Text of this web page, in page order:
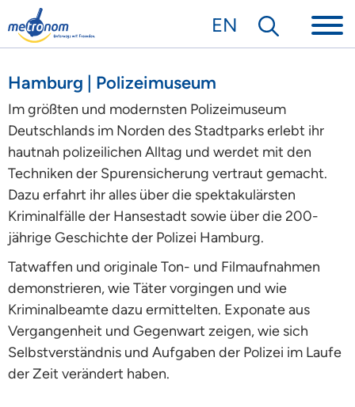
EN
Hamburg | Polizeimuseum
Im größten und modernsten Polizeimuseum
Deutschlands im Norden des Stadtparks erlebt ihr
hautnah polizeilichen Alltag und werdet mit den
Techniken der Spurensicherung vertraut gemacht.
Dazu erfahrt ihr alles über die spektakulärsten
Kriminalfälle der Hansestadt sowie über die 200-
jährige Geschichte der Polizei Hamburg.
Tatwaffen und originale Ton- und Filmaufnahmen
demonstrieren, wie Täter vorgingen und wie
Kriminalbeamte dazu ermittelten. Exponate aus
Vergangenheit und Gegenwart zeigen, wie sich
Selbstverständnis und Aufgaben der Polizei im Laufe
der Zeit verändert haben.